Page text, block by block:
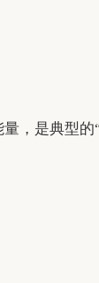
，是典型的